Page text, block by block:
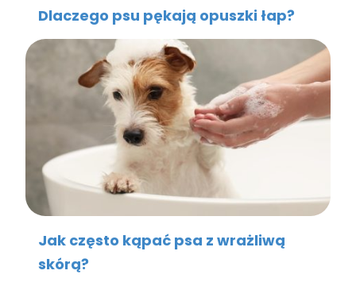
Dlaczego psu pękają opuszki łap?
Jak często kąpać psa z wrażliwą
skórą?